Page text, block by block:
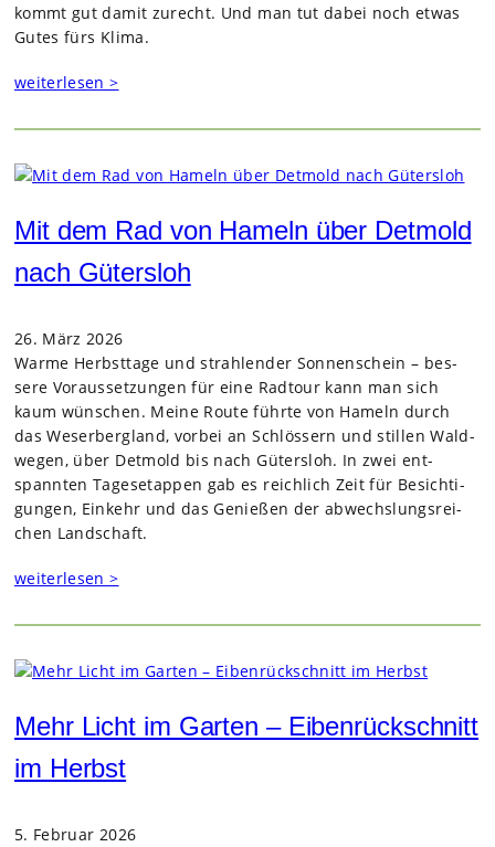
kommt gut damit zurecht. Und man tut dabei noch etwas
Gutes fürs Klima.
weiterlesen >
Mit dem Rad von Hameln über Detmold
nach Gütersloh
26. März 2026
Warme Herbst­tage und strah­len­der Son­nen­schein – bes­
sere Vor­aus­set­zun­gen für eine Rad­tour kann man sich
kaum wün­schen. Meine Route führte von Hameln durch
das Weser­berg­land, vor­bei an Schlös­sern und stil­len Wald­
we­gen, über Det­mold bis nach Güters­loh. In zwei ent­
spann­ten Tages­etap­pen gab es reich­lich Zeit für Besich­ti­
gun­gen, Ein­kehr und das Genie­ßen der abwechs­lungs­rei­
chen Land­schaft.
weiterlesen >
Mehr Licht im Garten – Eibenrückschnitt
im Herbst
5. Februar 2026